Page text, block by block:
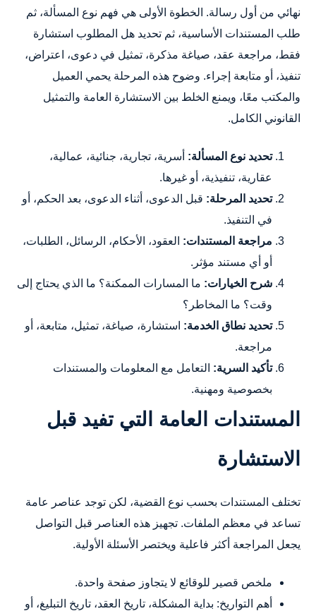
نهائي من أول رسالة. الخطوة الأولى هي فهم نوع المسألة، ثم
طلب المستندات الأساسية، ثم تحديد هل المطلوب استشارة
فقط، مراجعة عقد، صياغة مذكرة، تمثيل في دعوى، اعتراض،
تنفيذ، أو متابعة إجراء. وضوح هذه المرحلة يحمي العميل
والمكتب معًا، ويمنع الخلط بين الاستشارة العامة والتمثيل
القانوني الكامل.
تحديد نوع المسألة: أسرية، تجارية، جنائية، عمالية،
عقارية، تنفيذية، أو غيرها.
تحديد المرحلة: قبل الدعوى، أثناء الدعوى، بعد الحكم، أو
في التنفيذ.
مراجعة المستندات: العقود، الأحكام، الرسائل، الطلبات،
أو أي مستند مؤثر.
شرح الخيارات: ما المسارات الممكنة؟ ما الذي يحتاج إلى
وقت؟ ما المخاطر؟
تحديد نطاق الخدمة: استشارة، صياغة، تمثيل، متابعة، أو
مراجعة.
تأكيد السرية: التعامل مع المعلومات والمستندات
بخصوصية ومهنية.
المستندات العامة التي تفيد قبل
الاستشارة
تختلف المستندات بحسب نوع القضية، لكن توجد عناصر عامة
تساعد في معظم الملفات. تجهيز هذه العناصر قبل التواصل
يجعل المراجعة أكثر فاعلية ويختصر الأسئلة الأولية.
ملخص قصير للوقائع لا يتجاوز صفحة واحدة.
أهم التواريخ: بداية المشكلة، تاريخ العقد، تاريخ التبليغ، أو